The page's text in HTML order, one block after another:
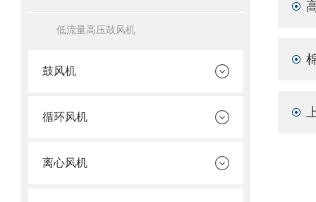
低流量高压鼓风机
鼓风机
循环风机
离心风机